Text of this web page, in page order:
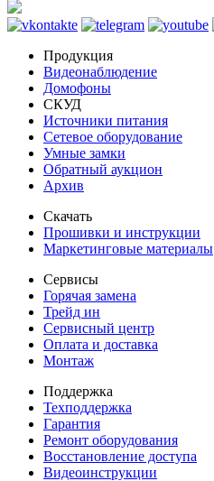
Продукция
Видеонаблюдение
Домофоны
СКУД
Источники питания
Сетевое оборудование
Умные замки
Обратный аукцион
Архив
Скачать
Прошивки и инструкции
Маркетинговые материалы
Сервисы
Горячая замена
Трейд ин
Сервисный центр
Оплата и доставка
Монтаж
Поддержка
Техподдержка
Гарантия
Ремонт оборудования
Восстановление доступа
Видеоинструкции